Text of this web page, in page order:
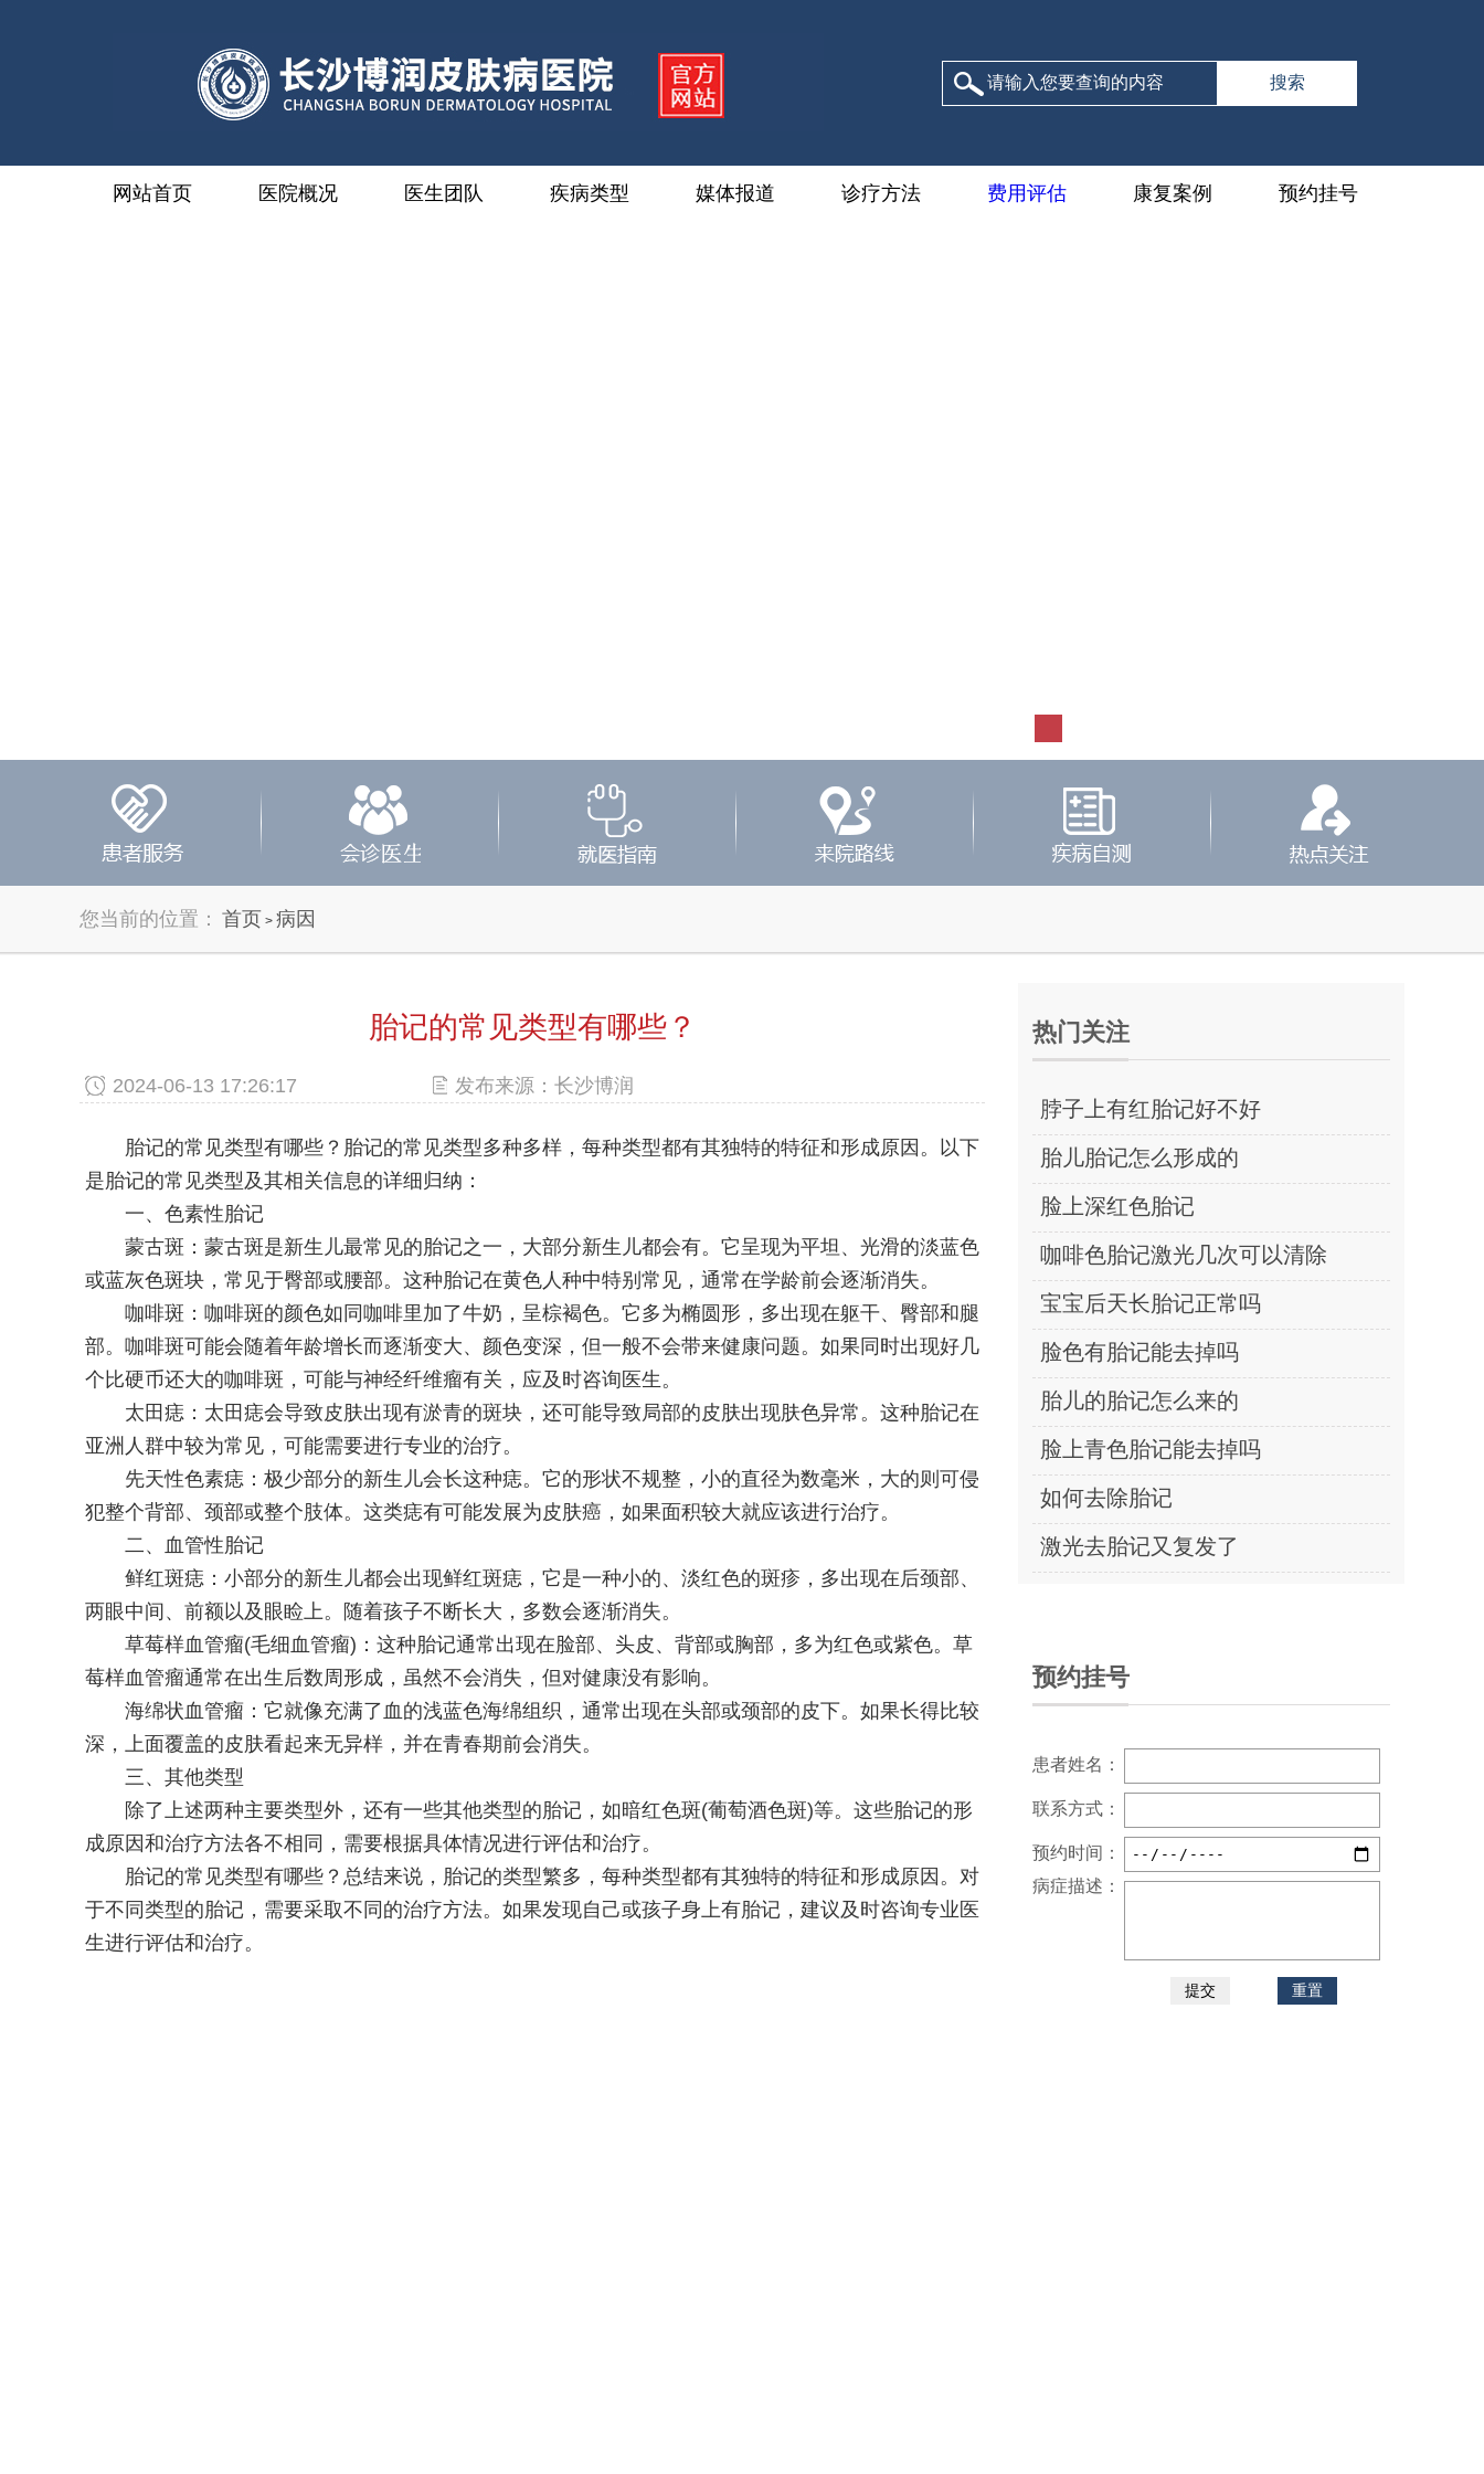
网站首页 医院概况 医生团队 疾病类型 媒体报道 诊疗方法 费用评估 康复案例 预约挂号
您当前的位置： 首页 > 病因
胎记的常见类型有哪些？
2024-06-13 17:26:17 发布来源：长沙博润
胎记的常见类型有哪些？胎记的常见类型多种多样，每种类型都有其独特的特征和形成原因。以下
是胎记的常见类型及其相关信息的详细归纳：
一、色素性胎记
蒙古斑：蒙古斑是新生儿最常见的胎记之一，大部分新生儿都会有。它呈现为平坦、光滑的淡蓝色
或蓝灰色斑块，常见于臀部或腰部。这种胎记在黄色人种中特别常见，通常在学龄前会逐渐消失。
咖啡斑：咖啡斑的颜色如同咖啡里加了牛奶，呈棕褐色。它多为椭圆形，多出现在躯干、臀部和腿
部。咖啡斑可能会随着年龄增长而逐渐变大、颜色变深，但一般不会带来健康问题。如果同时出现好几
个比硬币还大的咖啡斑，可能与神经纤维瘤有关，应及时咨询医生。
太田痣：太田痣会导致皮肤出现有淤青的斑块，还可能导致局部的皮肤出现肤色异常。这种胎记在
亚洲人群中较为常见，可能需要进行专业的治疗。
先天性色素痣：极少部分的新生儿会长这种痣。它的形状不规整，小的直径为数毫米，大的则可侵
犯整个背部、颈部或整个肢体。这类痣有可能发展为皮肤癌，如果面积较大就应该进行治疗。
二、血管性胎记
鲜红斑痣：小部分的新生儿都会出现鲜红斑痣，它是一种小的、淡红色的斑疹，多出现在后颈部、
两眼中间、前额以及眼睑上。随着孩子不断长大，多数会逐渐消失。
草莓样血管瘤(毛细血管瘤)：这种胎记通常出现在脸部、头皮、背部或胸部，多为红色或紫色。草
莓样血管瘤通常在出生后数周形成，虽然不会消失，但对健康没有影响。
海绵状血管瘤：它就像充满了血的浅蓝色海绵组织，通常出现在头部或颈部的皮下。如果长得比较
深，上面覆盖的皮肤看起来无异样，并在青春期前会消失。
三、其他类型
除了上述两种主要类型外，还有一些其他类型的胎记，如暗红色斑(葡萄酒色斑)等。这些胎记的形
成原因和治疗方法各不相同，需要根据具体情况进行评估和治疗。
胎记的常见类型有哪些？总结来说，胎记的类型繁多，每种类型都有其独特的特征和形成原因。对
于不同类型的胎记，需要采取不同的治疗方法。如果发现自己或孩子身上有胎记，建议及时咨询专业医
生进行评估和治疗。
热门关注
脖子上有红胎记好不好
胎儿胎记怎么形成的
脸上深红色胎记
咖啡色胎记激光几次可以清除
宝宝后天长胎记正常吗
脸色有胎记能去掉吗
胎儿的胎记怎么来的
脸上青色胎记能去掉吗
如何去除胎记
激光去胎记又复发了
预约挂号
患者姓名：
联系方式：
预约时间：
病症描述：